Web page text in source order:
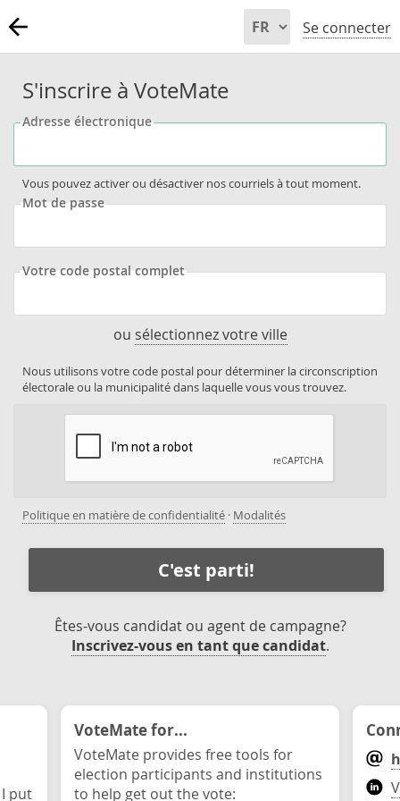
Se connecter
S'inscrire à VoteMate
Adresse électronique
Vous pouvez activer ou désactiver nos courriels à tout moment.
Mot de passe
Votre code postal complet
ou sélectionnez votre ville
Nous utilisons votre code postal pour déterminer la circonscription
électorale ou la municipalité dans laquelle vous vous trouvez.
Politique en matière de confidentialité · Modalités
C'est parti!
Êtes-vous candidat ou agent de campagne?
Inscrivez-vous en tant que candidat.
put
VoteMate for...
VoteMate provides free tools for
election participants and institutions
to help get out the vote: